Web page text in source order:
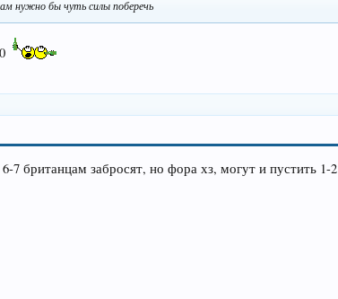
нужно бы чуть силы поберечь
7 британцам забросят, но фора хз, могут и пустить 1-2